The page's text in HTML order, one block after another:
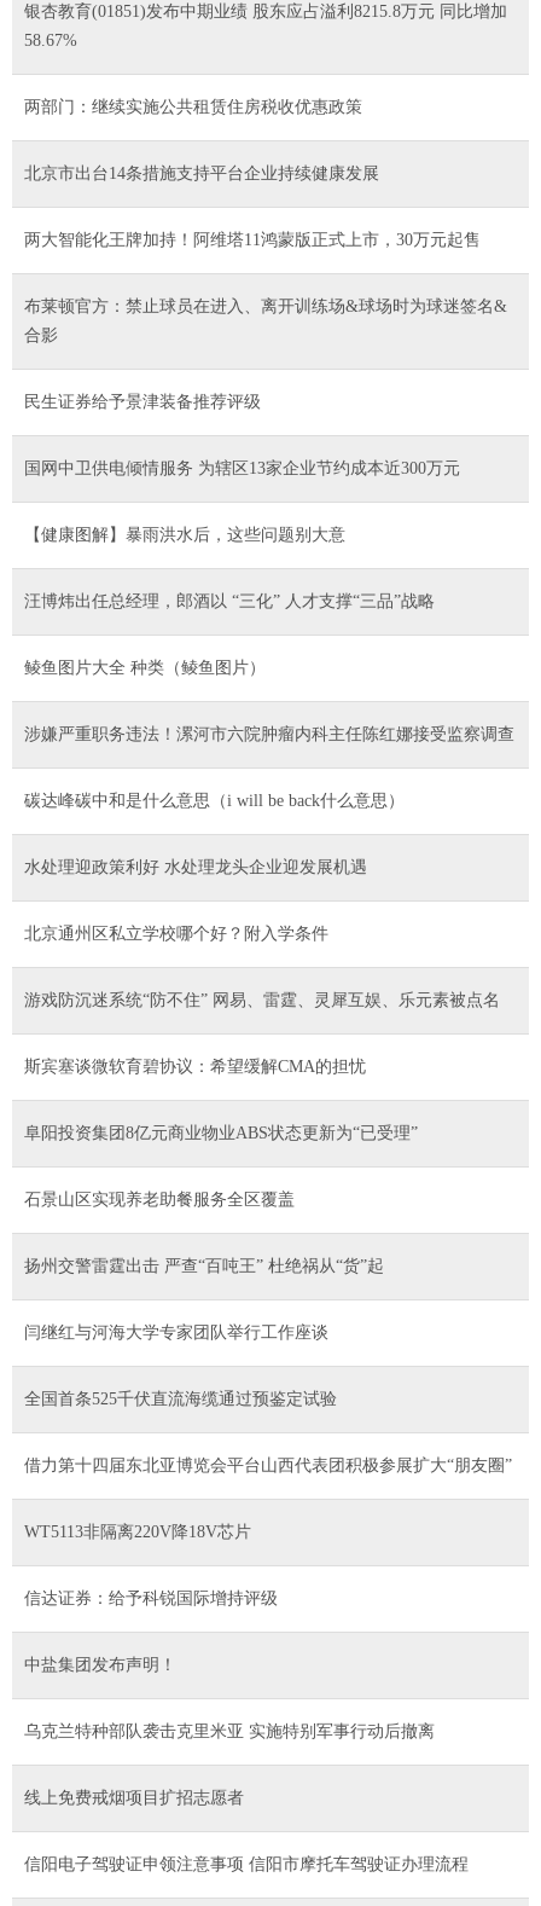
银杏教育(01851)发布中期业绩 股东应占溢利8215.8万元 同比增加
58.67%
两部门：继续实施公共租赁住房税收优惠政策
北京市出台14条措施支持平台企业持续健康发展
两大智能化王牌加持！阿维塔11鸿蒙版正式上市，30万元起售
布莱顿官方：禁止球员在进入、离开训练场&球场时为球迷签名&
合影
民生证券给予景津装备推荐评级
国网中卫供电倾情服务 为辖区13家企业节约成本近300万元
【健康图解】暴雨洪水后，这些问题别大意
汪博炜出任总经理，郎酒以 “三化” 人才支撑“三品”战略
鲮鱼图片大全 种类（鲮鱼图片）
涉嫌严重职务违法！漯河市六院肿瘤内科主任陈红娜接受监察调查
碳达峰碳中和是什么意思（i will be back什么意思）
水处理迎政策利好 水处理龙头企业迎发展机遇
北京通州区私立学校哪个好？附入学条件
游戏防沉迷系统“防不住” 网易、雷霆、灵犀互娱、乐元素被点名
斯宾塞谈微软育碧协议：希望缓解CMA的担忧
阜阳投资集团8亿元商业物业ABS状态更新为“已受理”
石景山区实现养老助餐服务全区覆盖
扬州交警雷霆出击 严查“百吨王” 杜绝祸从“货”起
​闫继红与河海大学专家团队举行工作座谈
全国首条525千伏直流海缆通过预鉴定试验
借力第十四届东北亚博览会平台山西代表团积极参展扩大“朋友圈”
WT5113非隔离220V降18V芯片
信达证券：给予科锐国际增持评级
中盐集团发布声明！
乌克兰特种部队袭击克里米亚 实施特别军事行动后撤离
线上免费戒烟项目扩招志愿者
信阳电子驾驶证申领注意事项 信阳市摩托车驾驶证办理流程